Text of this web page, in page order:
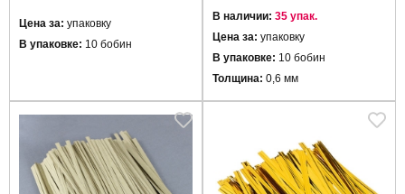
Цена за: упаковку
В упаковке: 10 бобин
В наличии: 35 упак.
Цена за: упаковку
В упаковке: 10 бобин
Толщина: 0,6 мм